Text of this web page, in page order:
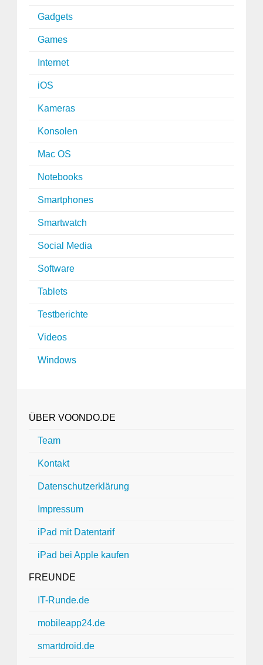
Gadgets
Games
Internet
iOS
Kameras
Konsolen
Mac OS
Notebooks
Smartphones
Smartwatch
Social Media
Software
Tablets
Testberichte
Videos
Windows
ÜBER VOONDO.DE
Team
Kontakt
Datenschutzerklärung
Impressum
iPad mit Datentarif
iPad bei Apple kaufen
FREUNDE
IT-Runde.de
mobileapp24.de
smartdroid.de